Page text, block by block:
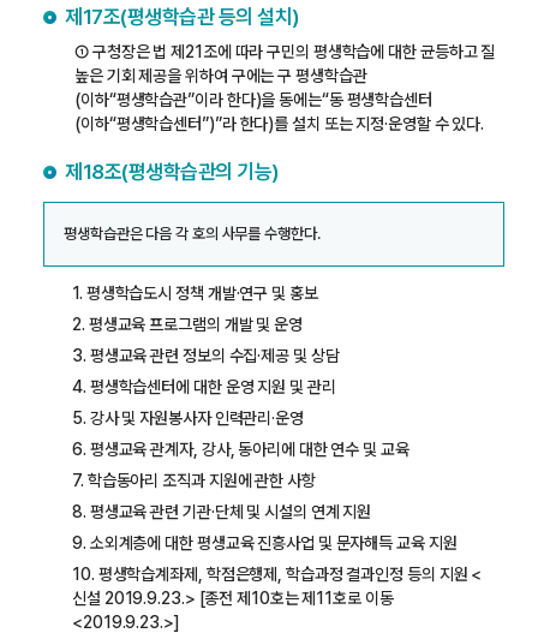
제17조(평생학습관 등의 설치)
① 구청장은 법 제21조에 따라 구민의 평생학습에 대한 균등하고 질
높은 기회 제공을 위하여 구에는 구 평생학습관
(이하“평생학습관”이라 한다)을 동에는“동 평생학습센터
(이하“평생학습센터”)”라 한다)를 설치 또는 지정·운영할 수 있다.
제18조(평생학습관의 기능)
평생학습관은 다음 각 호의 사무를 수행한다.
1. 평생학습도시 정책 개발·연구 및 홍보
2. 평생교육 프로그램의 개발 및 운영
3. 평생교육 관련 정보의 수집·제공 및 상담
4. 평생학습센터에 대한 운영 지원 및 관리
5. 강사 및 자원봉사자 인력관리·운영
6. 평생교육 관계자, 강사, 동아리에 대한 연수 및 교육
7. 학습동아리 조직과 지원에 관한 사항
8. 평생교육 관련 기관·단체 및 시설의 연계 지원
9. 소외계층에 대한 평생교육 진흥사업 및 문자해득 교육 지원
10. 평생학습계좌제, 학점은행제, 학습과정 결과인정 등의 지원 <
신설 2019.9.23.> [종전 제10호는 제11호로 이동
<2019.9.23.>]